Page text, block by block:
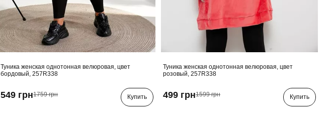
Туника женская однотонная велюровая, цвет
бордовый, 257R338
549 грн1759 грн Купить
Туника женская однотонная велюровая, цвет
розовый, 257R338
499 грн1599 грн Купить